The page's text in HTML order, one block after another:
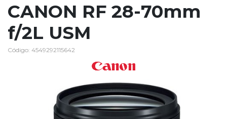
CANON RF 28-70mm
f/2L USM
Código: 4549292115642